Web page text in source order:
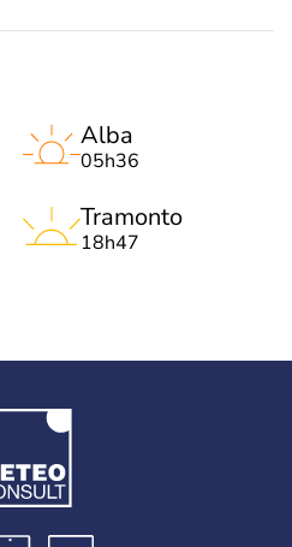
Alba
05h36
Tramonto
18h47